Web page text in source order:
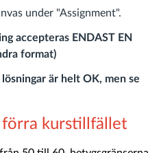
under "Assignment".
accepteras ENDAST EN
format)
är helt OK, men se
förra kurstillfället